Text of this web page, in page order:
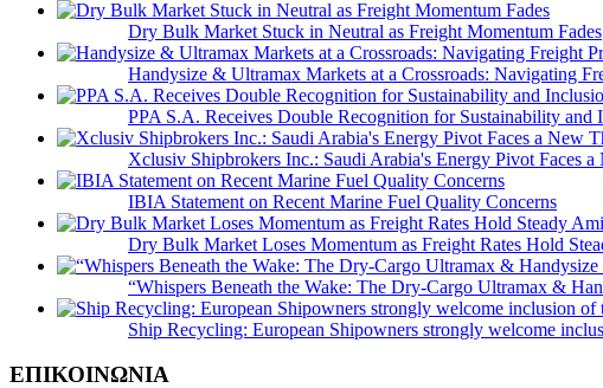
Dry Bulk Market Stuck in Neutral as Freight Momentum Fades
Handysize & Ultramax Markets at a Crossroads: Navigating
PPA S.A. Receives Double Recognition for Sustainability and
Xclusiv Shipbrokers Inc.: Saudi Arabia's Energy Pivot Faces a
IBIA Statement on Recent Marine Fuel Quality Concerns
Dry Bulk Market Loses Momentum as Freight Rates Hold
“Whispers Beneath the Wake: The Dry‑Cargo Ultramax &
Ship Recycling: European Shipowners strongly welcome
ΕΠΙΚΟΙΝΩΝΙΑ